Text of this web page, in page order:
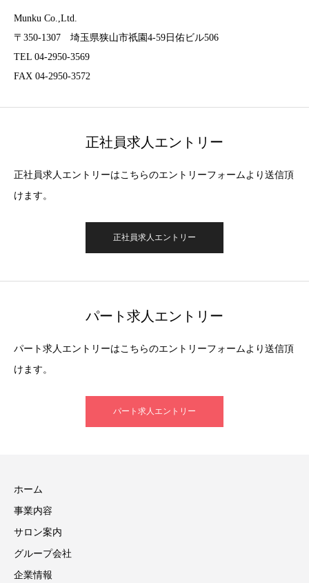
Munku Co.,Ltd.
〒350-1307 埼玉県狭山市祇園4-59日佑ビル506
TEL 04-2950-3569
FAX 04-2950-3572
正社員求人エントリー
正社員求人エントリーはこちらのエントリーフォームより送信頂
けます。
正社員求人エントリー
パート求人エントリー
パート求人エントリーはこちらのエントリーフォームより送信頂
けます。
パート求人エントリー
ホーム
事業内容
サロン案内
グループ会社
企業情報